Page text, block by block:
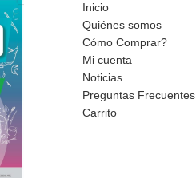
Inicio
Quiénes somos
Cómo Comprar?
Mi cuenta
Noticias
Preguntas Frecuentes
Carrito